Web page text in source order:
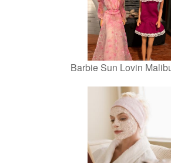
Barbie Sun Lovin